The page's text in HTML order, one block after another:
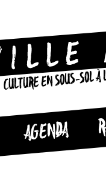
CULTURE EN SOUS-SOL
AGENDA